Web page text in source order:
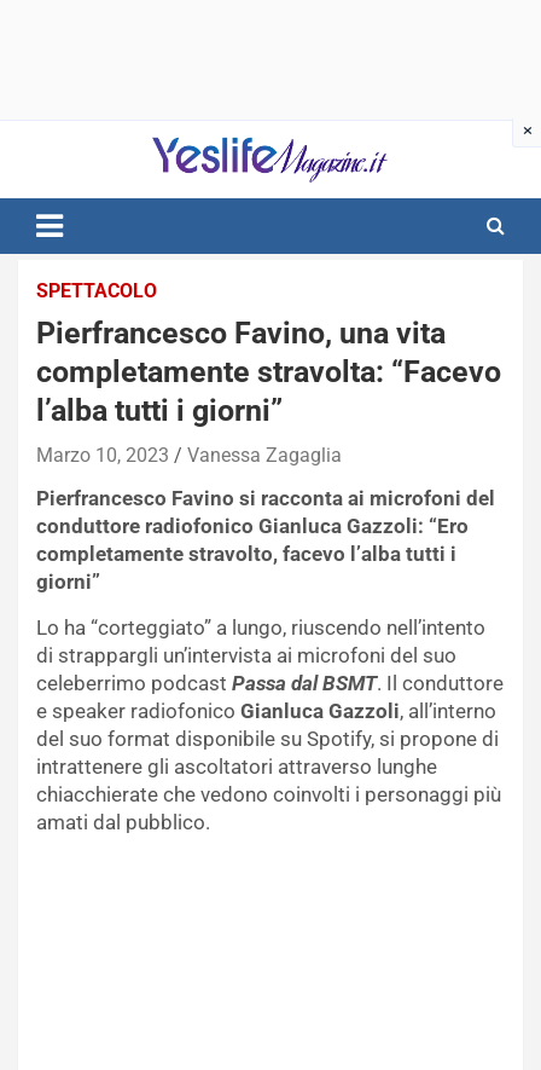
notizie di intrattenimento
SPETTACOLO
Pierfrancesco Favino, una vita
completamente stravolta: “Facevo
l’alba tutti i giorni”
Marzo 10, 2023 Vanessa Zagaglia
Pierfrancesco Favino si racconta ai microfoni del
conduttore radiofonico Gianluca Gazzoli: “Ero
completamente stravolto, facevo l’alba tutti i
giorni”
Lo ha “corteggiato” a lungo, riuscendo nell’intento
di strappargli un’intervista ai microfoni del suo
celeberrimo podcast Passa dal BSMT. Il conduttore
e speaker radiofonico Gianluca Gazzoli, all’interno
del suo format disponibile su Spotify, si propone di
intrattenere gli ascoltatori attraverso lunghe
chiacchierate che vedono coinvolti i personaggi più
amati dal pubblico.